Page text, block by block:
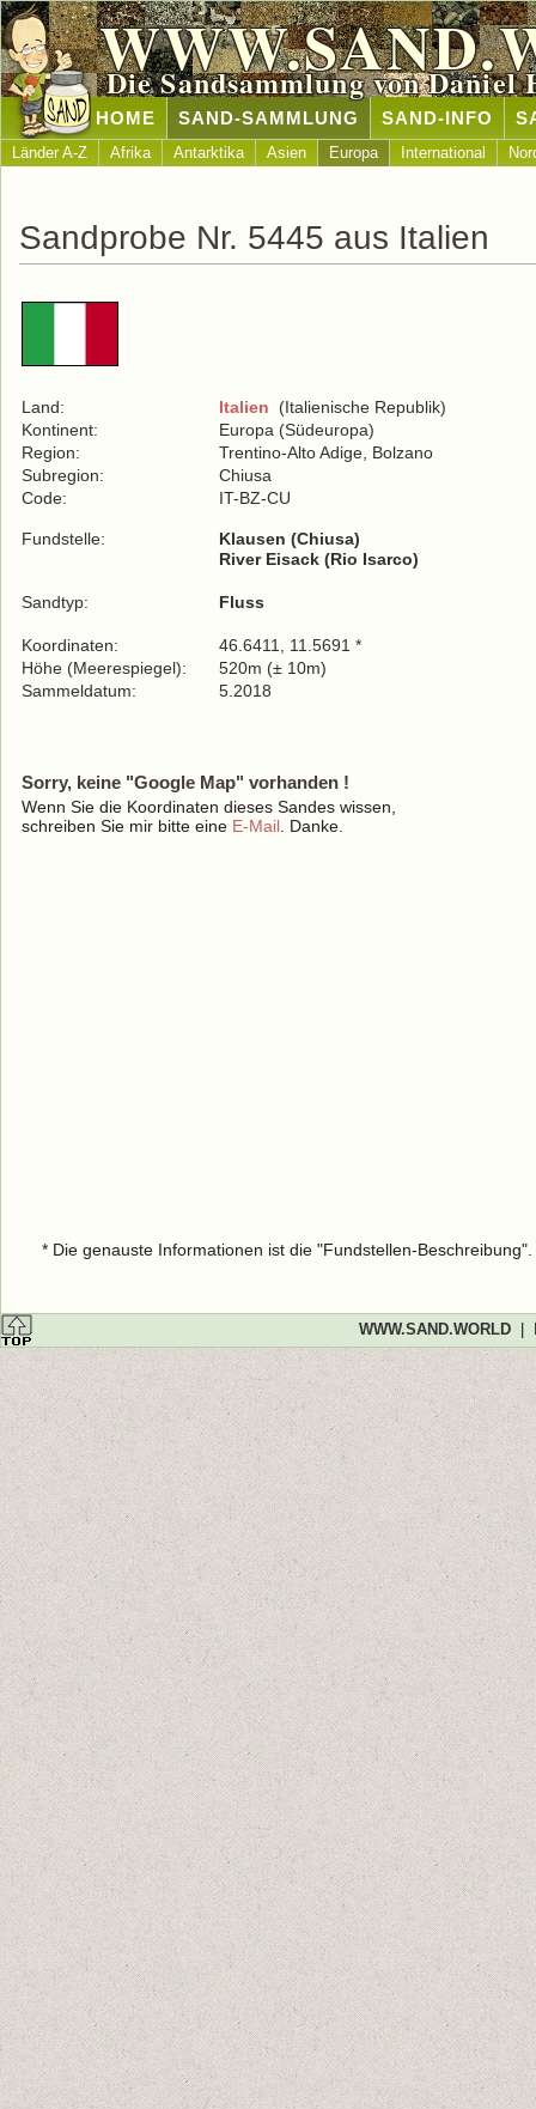
Die Sandsammlung von Daniel
HOME SAND-SAMMLUNG SAND-INFO
Länder A-Z Afrika Antarktika Asien Europa International
Sandprobe Nr. 5445 aus Italien
Land: Italien (Italienische Republik)
Kontinent:
Europa (Südeuropa)
Region:
Trentino-Alto Adige, Bolzano
Subregion:
Chiusa
Code:
IT-BZ-CU
Fundstelle:
Klausen (Chiusa)
River Eisack (Rio Isarco)
Sandtyp: Fluss
Koordinaten:
46.6411, 11.5691 *
Höhe (Meerespiegel):
520m (± 10m)
Sammeldatum:
5.2018
Sorry, keine "Google Map" vorhanden !
Wenn Sie die Koordinaten dieses Sandes wissen,
schreiben Sie mir bitte eine E-Mail . Danke.
* Die genauste Informationen ist die "Fundstellen-
WWW.SAND.WORLD|